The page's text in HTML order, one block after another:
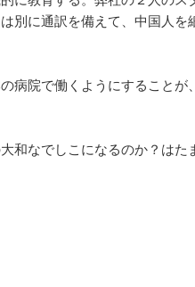
別に通訳を備えて、中国人を
病院で働くようにすることが
和なでしこになるのか？はた